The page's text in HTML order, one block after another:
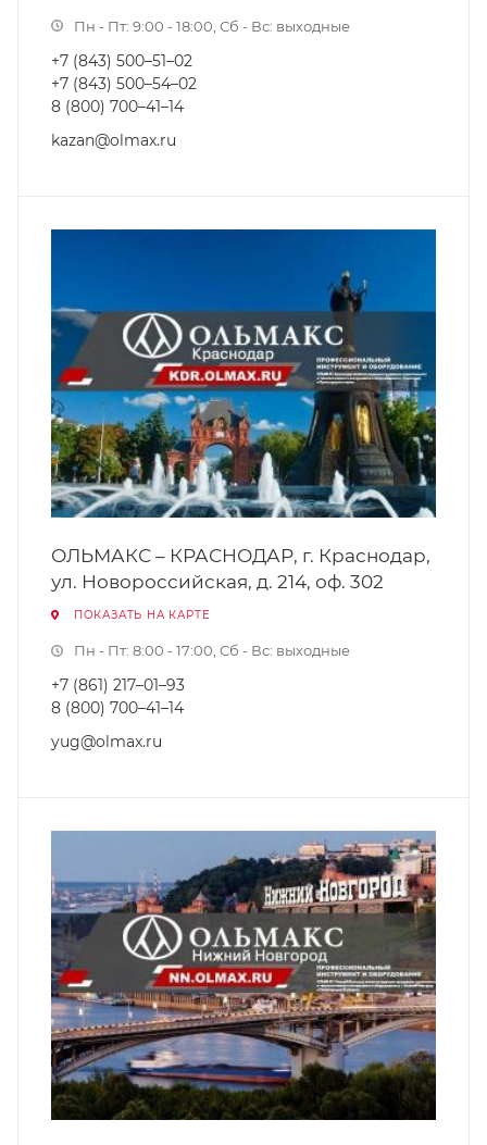
Пн - Пт: 9:00 - 18:00, Сб - Вс: выходные
+7 (843) 500–51–02
+7 (843) 500–54–02
8 (800) 700–41–14
kazan@olmax.ru
ОЛЬМАКС – КРАСНОДАР, г. Краснодар,
ул. Новороссийская, д. 214, оф. 302
ПОКАЗАТЬ НА КАРТЕ
Пн - Пт: 8:00 - 17:00, Сб - Вс: выходные
+7 (861) 217–01–93
8 (800) 700–41–14
yug@olmax.ru